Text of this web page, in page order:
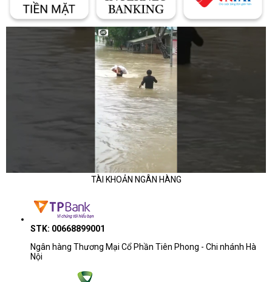
TÀI KHOẢN NGÂN HÀNG
STK: 00668899001
Ngân hàng Thương Mại Cổ Phần Tiên Phong - Chi nhánh Hà
Nội